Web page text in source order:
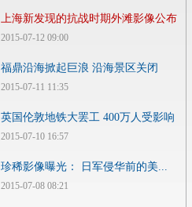
上海新发现的抗战时期外滩影像公布
2015-07-12 09:00
福鼎沿海掀起巨浪 沿海景区关闭
2015-07-11 11:35
英国伦敦地铁大罢工 400万人受影响
2015-07-10 16:57
珍稀影像曝光： 日军侵华前的美...
2015-07-08 08:21